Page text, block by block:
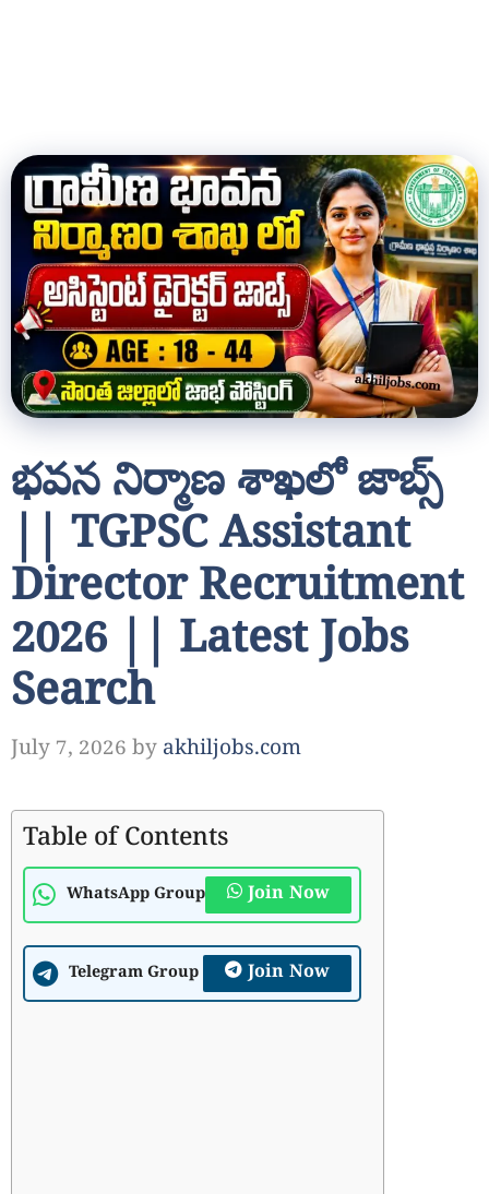
భవన నిర్మాణ శాఖలో జాబ్స్
|| TGPSC Assistant
Director Recruitment
2026 || Latest Jobs
Search
July 7, 2026 by akhiljobs.com
Table of Contents
WhatsApp Group Join Now
Telegram Group Join Now